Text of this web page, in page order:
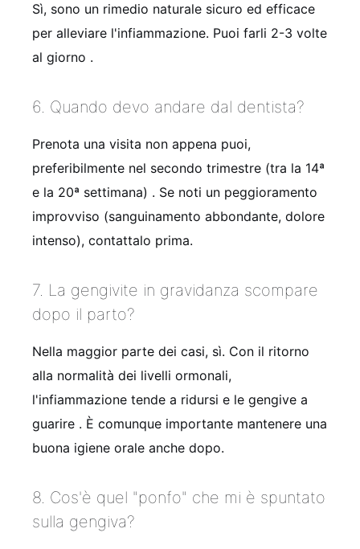
Sì, sono un rimedio naturale sicuro ed efficace
per alleviare l'infiammazione. Puoi farli 2-3 volte
al giorno .
6. Quando devo andare dal dentista?
Prenota una visita non appena puoi,
preferibilmente nel secondo trimestre (tra la 14ª
e la 20ª settimana) . Se noti un peggioramento
improvviso (sanguinamento abbondante, dolore
intenso), contattalo prima.
7. La gengivite in gravidanza scompare
dopo il parto?
Nella maggior parte dei casi, sì. Con il ritorno
alla normalità dei livelli ormonali,
l'infiammazione tende a ridursi e le gengive a
guarire . È comunque importante mantenere una
buona igiene orale anche dopo.
8. Cos'è quel "ponfo" che mi è spuntato
sulla gengiva?